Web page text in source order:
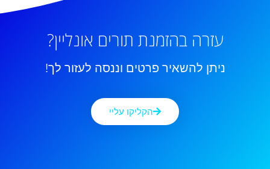
עזרה בהזמנת תורים אונליין?
ניתן להשאיר פרטים וננסה לעזור לך!
הקליקו עליי